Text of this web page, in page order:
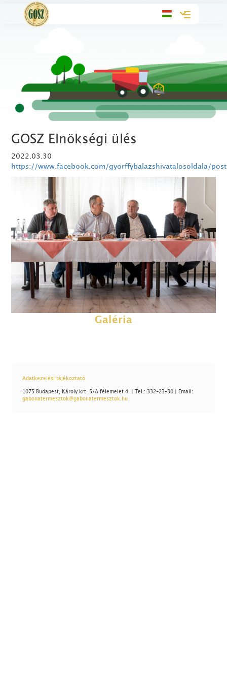
Toggle
GOSZ Elnökségi ülés
2022.03.30
https://www.facebook.com/gyorffybalazshivatalosoldala/
Galéria
Adatkezelési tájékoztató
1075 Budapest, Károly krt. 5/A félemelet 4. | Tel.: 332-23-30 | Email:
gabonatermesztok@gabonatermesztok.hu